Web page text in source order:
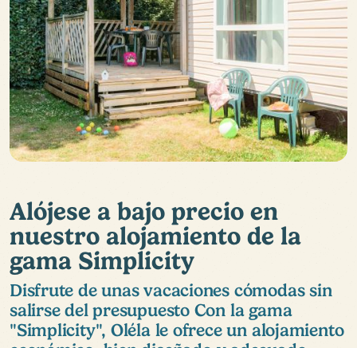
Alójese a bajo precio en
nuestro alojamiento de la
gama Simplicity
Disfrute de unas vacaciones cómodas sin
salirse del presupuesto Con la gama
"Simplicity", Oléla le ofrece un alojamiento